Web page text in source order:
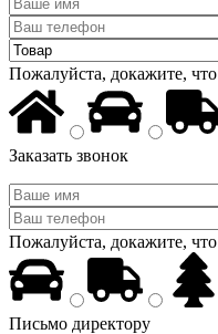
Пожалуйста, докажите,
Заказать звонок
Пожалуйста, докажите,
Письмо директору